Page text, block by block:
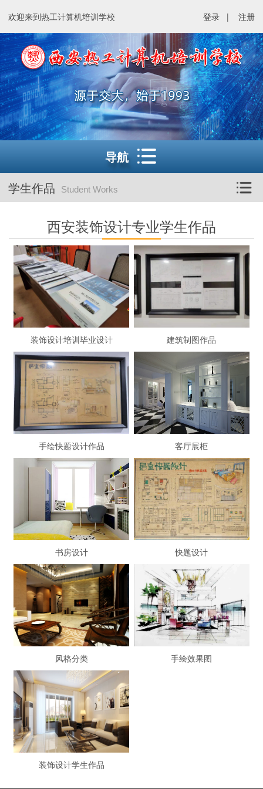
欢迎来到热工计算机培训学校 登录 | 注册
导航
学生作品 Student Works
西安装饰设计专业学生作品
装饰设计培训毕业设计 建筑制图作品
手绘快题设计作品 客厅展柜
书房设计 快题设计
风格分类 手绘效果图
装饰设计学生作品